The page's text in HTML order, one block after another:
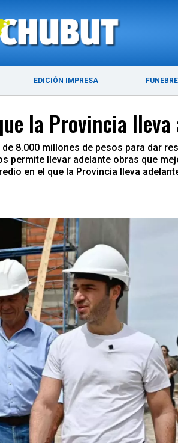
EDICIÓN IMPRESA
ÚLTIMAS NOTICIAS PUERTO MADRYN
la Provincia
8.000 millones de pesos para dar
llevar adelante obras que
en el que la Provincia lleva